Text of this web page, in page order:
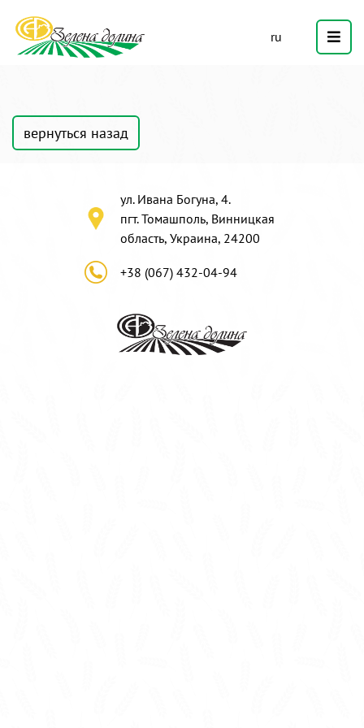
ru
вернуться назад
ул. Ивана Богуна, 4.
пгт. Томашполь, Винницкая
область, Украина, 24200
+38 (067) 432-04-94